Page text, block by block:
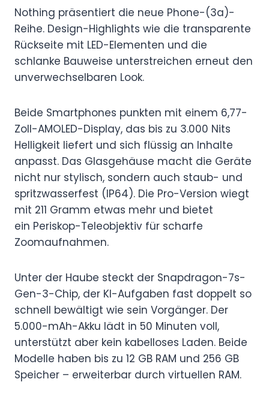
Nothing präsentiert die neue Phone-(3a)-
Reihe. Design-Highlights wie die transparente
Rückseite mit LED-Elementen und die
schlanke Bauweise unterstreichen erneut den
unverwechselbaren Look.
Beide Smartphones punkten mit einem 6,77-
Zoll-AMOLED-Display, das bis zu 3.000 Nits
Helligkeit liefert und sich flüssig an Inhalte
anpasst. Das Glasgehäuse macht die Geräte
nicht nur stylisch, sondern auch staub- und
spritzwasserfest (IP64). Die Pro-Version wiegt
mit 211 Gramm etwas mehr und bietet
ein Periskop-Teleobjektiv für scharfe
Zoomaufnahmen.
Unter der Haube steckt der Snapdragon-7s-
Gen-3-Chip, der KI-Aufgaben fast doppelt so
schnell bewältigt wie sein Vorgänger. Der
5.000-mAh-Akku lädt in 50 Minuten voll,
unterstützt aber kein kabelloses Laden. Beide
Modelle haben bis zu 12 GB RAM und 256 GB
Speicher – erweiterbar durch virtuellen RAM.